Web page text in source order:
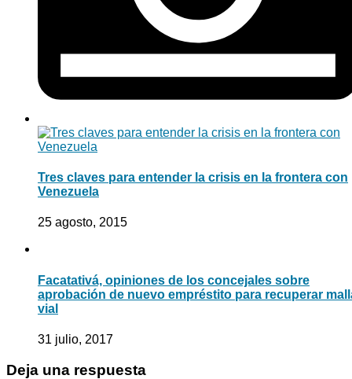
Tres claves para entender la crisis en la frontera con
Venezuela
25 agosto, 2015
Facatativá, opiniones de los concejales sobre
aprobación de nuevo empréstito para recuperar
vial
31 julio, 2017
Deja una respuesta